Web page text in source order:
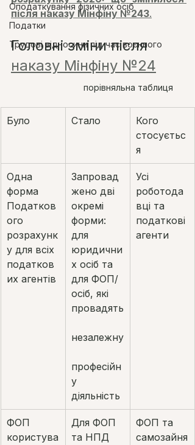
Оподаткування фізичних осіб
Податки
Трудові відносини під час воєнного
після наказу Мінфіну №243.
Головні зміни після
наказу Мінфіну №24
порівняльна таблиця
Було Стало
Кого
стосуєтьс
я
Одна
форма
Податков
ого
розрахунк
у для всіх
податков
их агентів
Запровад
жено дві
окремі
форми:
для
юридични
х осіб та
для ФОП/
осіб, які
провадять
незалежну
професійн
у
діяльність
Усі
роботода
вці та
податкові
агенти
ФОП
користува
Для ФОП
та НПД
ФОП та
самозайня